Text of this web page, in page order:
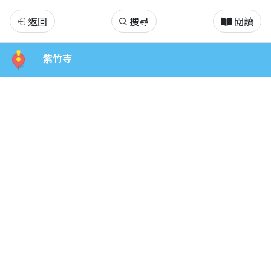
奇
美
說
返回 搜尋 閱讀
紫竹寺